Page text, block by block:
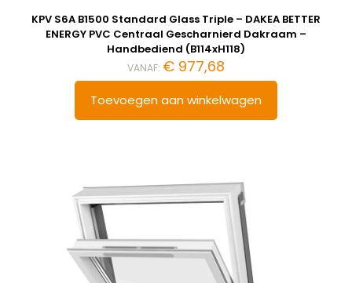
KPV S6A B1500 Standard Glass Triple – DAKEA BETTER
ENERGY PVC Centraal Gescharnierd Dakraam –
Handbediend (B114xH118)
VANAF: € 977,68
Toevoegen aan winkelwagen